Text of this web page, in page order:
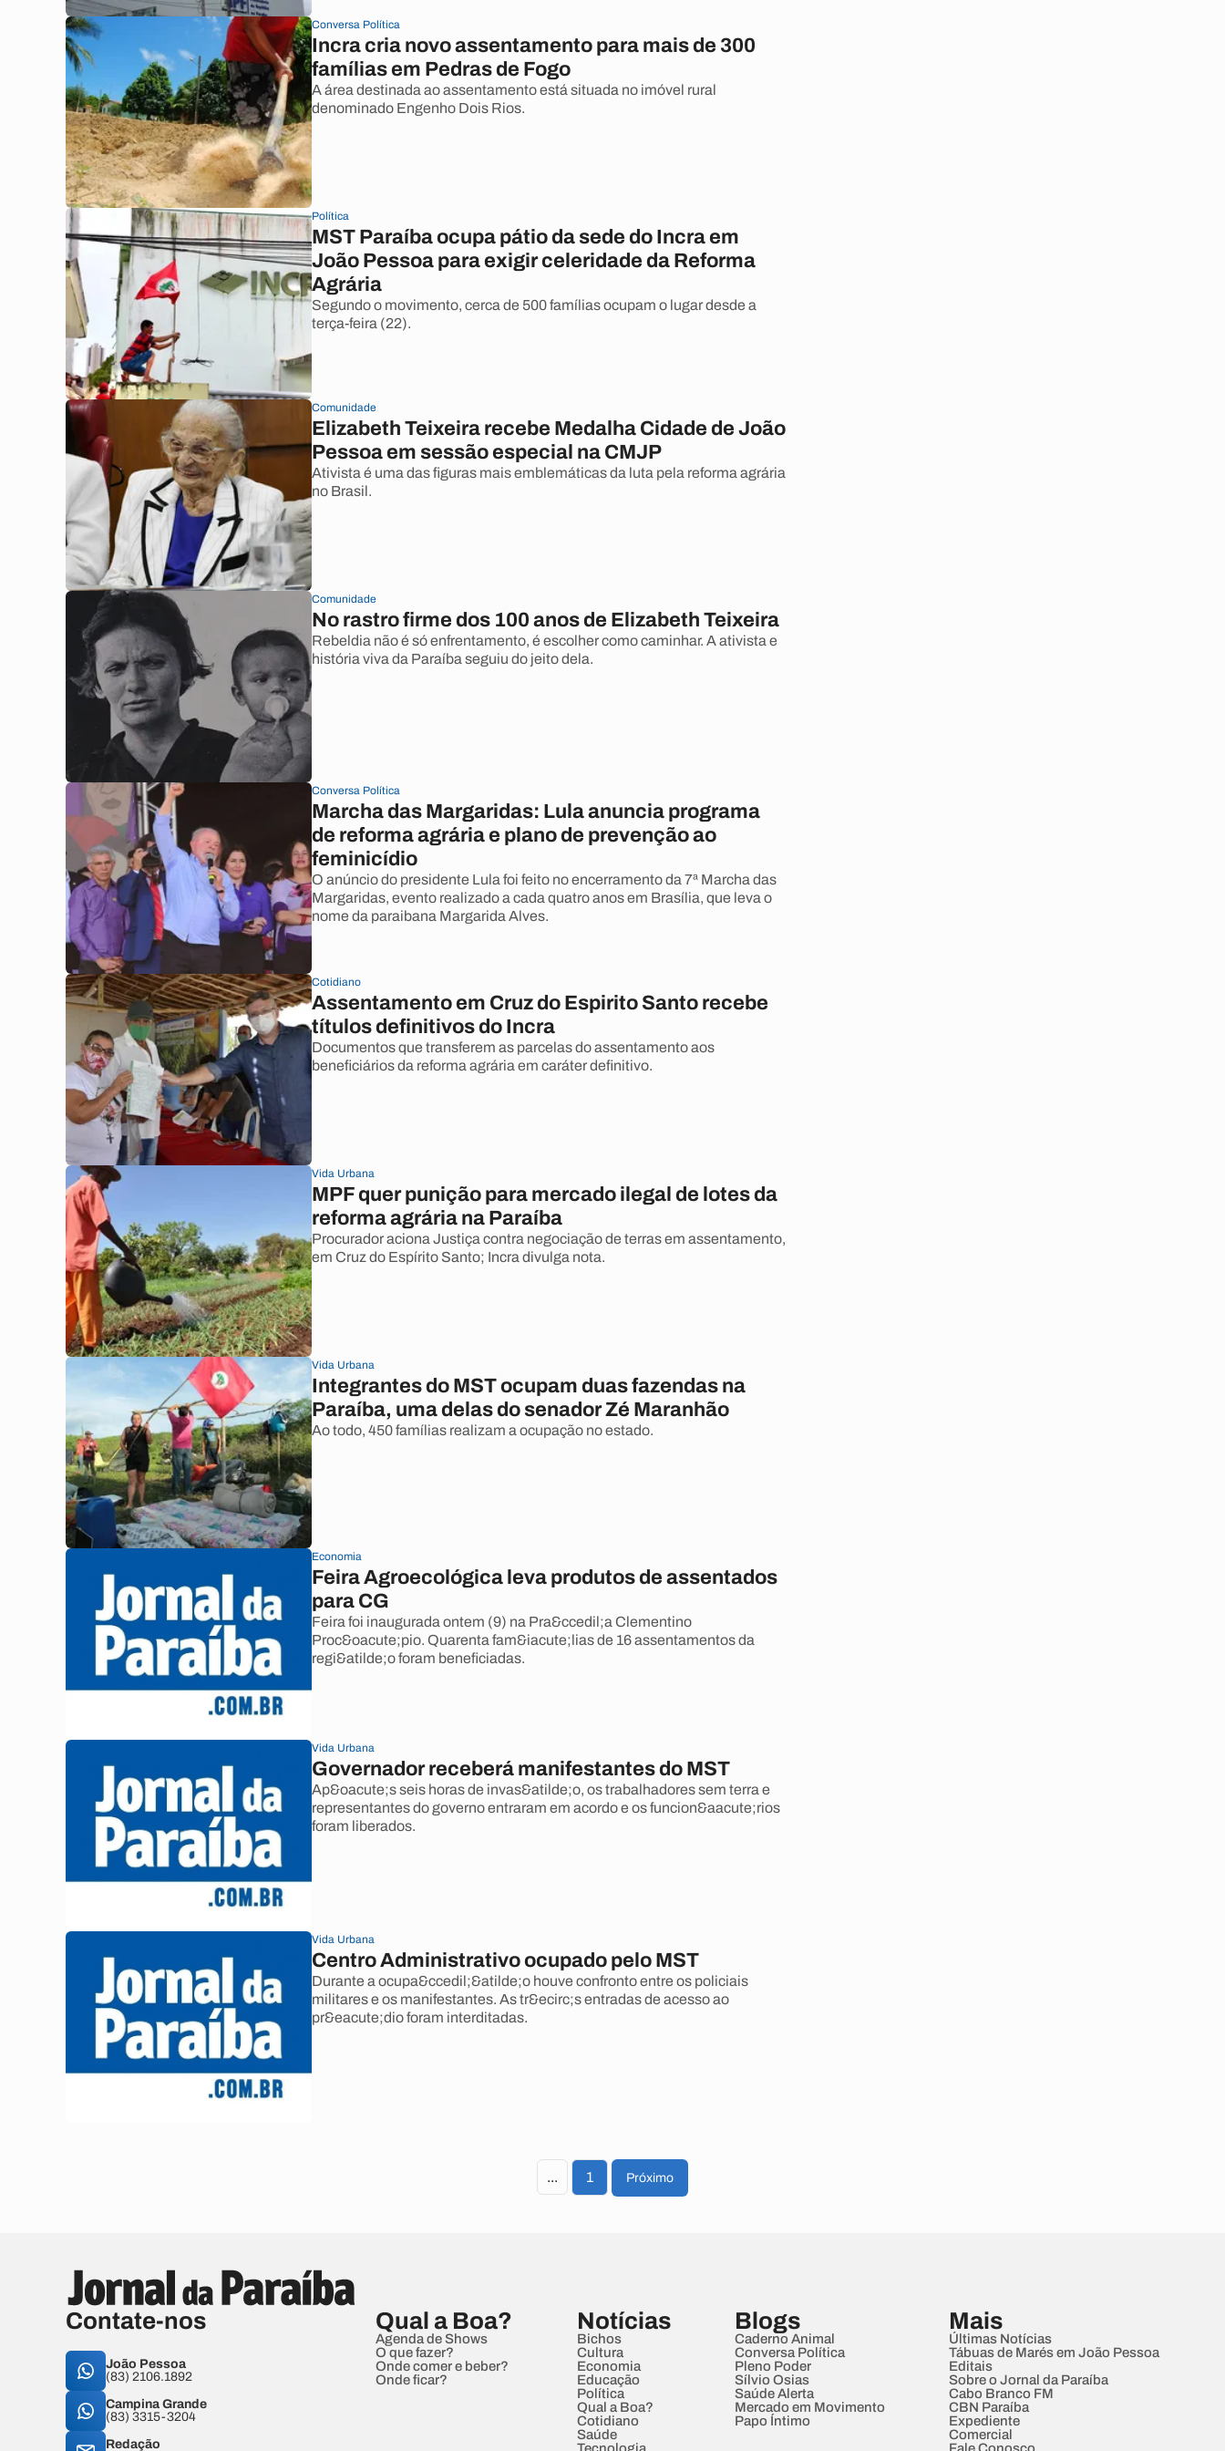
Conversa Política
Incra cria novo assentamento para mais de 300
famílias em Pedras de Fogo
A área destinada ao assentamento está situada no imóvel rural
denominado Engenho Dois Rios.
Política
MST Paraíba ocupa pátio da sede do Incra em
João Pessoa para exigir celeridade da Reforma
Agrária
Segundo o movimento, cerca de 500 famílias ocupam o lugar desde a
terça-feira (22).
Comunidade
Elizabeth Teixeira recebe Medalha Cidade de João
Pessoa em sessão especial na CMJP
Ativista é uma das figuras mais emblemáticas da luta pela reforma agrária
no Brasil.
Comunidade
No rastro firme dos 100 anos de Elizabeth Teixeira
Rebeldia não é só enfrentamento, é escolher como caminhar. A ativista e
história viva da Paraíba seguiu do jeito dela.
Conversa Política
Marcha das Margaridas: Lula anuncia programa
de reforma agrária e plano de prevenção ao
feminicídio
O anúncio do presidente Lula foi feito no encerramento da 7ª Marcha das
Margaridas, evento realizado a cada quatro anos em Brasília, que leva o
nome da paraibana Margarida Alves.
Cotidiano
Assentamento em Cruz do Espirito Santo recebe
títulos definitivos do Incra
Documentos que transferem as parcelas do assentamento aos
beneficiários da reforma agrária em caráter definitivo.
Vida Urbana
MPF quer punição para mercado ilegal de lotes da
reforma agrária na Paraíba
Procurador aciona Justiça contra negociação de terras em assentamento,
em Cruz do Espírito Santo; Incra divulga nota.
Vida Urbana
Integrantes do MST ocupam duas fazendas na
Paraíba, uma delas do senador Zé Maranhão
Ao todo, 450 famílias realizam a ocupação no estado.
Economia
Feira Agroecológica leva produtos de assentados
para CG
Feira foi inaugurada ontem (9) na Pra&ccedil;a Clementino
Proc&oacute;pio. Quarenta fam&iacute;lias de 16 assentamentos da
regi&atilde;o foram beneficiadas.
Vida Urbana
Governador receberá manifestantes do MST
Ap&oacute;s seis horas de invas&atilde;o, os trabalhadores sem terra e
representantes do governo entraram em acordo e os funcion&aacute;rios
foram liberados.
Vida Urbana
Centro Administrativo ocupado pelo MST
Durante a ocupa&ccedil;&atilde;o houve confronto entre os policiais
militares e os manifestantes. As tr&ecirc;s entradas de acesso ao
pr&eacute;dio foram interditadas.
... 1 Próximo
Contate-nos
João Pessoa
(83) 2106.1892
Campina Grande
(83) 3315-3204
Redação
Qual a Boa?
Agenda de Shows
O que fazer?
Onde comer e beber?
Onde ficar?
Notícias
Bichos
Cultura
Economia
Educação
Política
Qual a Boa?
Cotidiano
Saúde
Blogs
Caderno Animal
Conversa Política
Pleno Poder
Sílvio Osias
Saúde Alerta
Mercado em Movimento
Papo Íntimo
Mais
Últimas Notícias
Tábuas de Marés em João Pessoa
Editais
Sobre o Jornal da Paraíba
Cabo Branco FM
CBN Paraíba
Expediente
Comercial